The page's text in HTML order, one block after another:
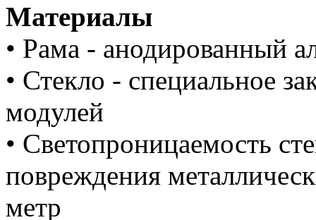
Материалы
• Рама - анодированный
• Стекло - специальное
модулей
• Светопроницаемость
повреждения
метр